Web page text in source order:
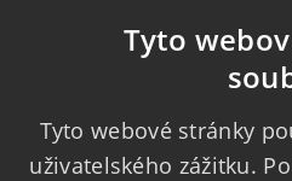
Tyto
Tyto webové stránky
uživatelského zážitku.